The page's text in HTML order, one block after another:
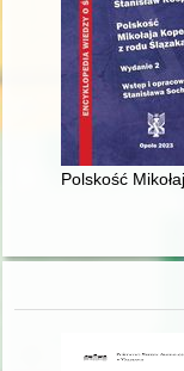
Polskość